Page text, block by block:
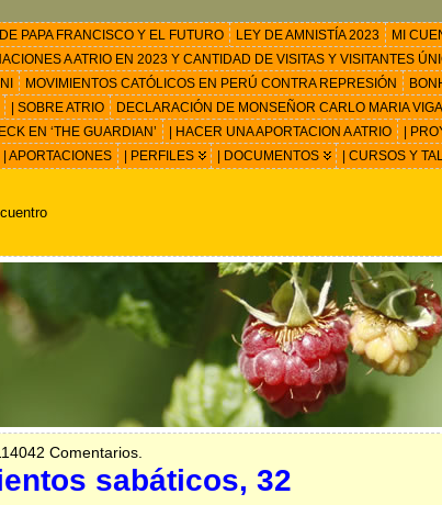
PAPA FRANCISCO Y EL FUTURO LEY DE AMNISTÍA 2023 MI
A ATRIO EN 2023 Y CANTIDAD DE VISITAS Y VISITANTES
MOVIMIENTOS CATÓLICOS EN PERÚ CONTRA REPRESIÓN
| SOBRE ATRIO DECLARACIÓN DE MONSEÑOR CARLO MARIA
EN ‘THE GUARDIAN’ | HACER UNA APORTACION A ATRIO |
| APORTACIONES | PERFILES | DOCUMENTOS | CURSOS Y
Comentarios.
sabáticos, 32